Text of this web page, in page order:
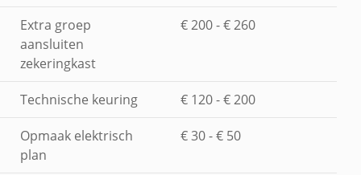
Extra groep
aansluiten
zekeringkast
€ 200 - € 260
Technische keuring € 120 - € 200
Opmaak elektrisch
plan
€ 30 - € 50